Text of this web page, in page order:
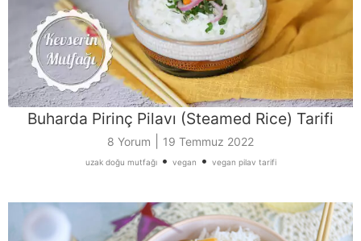
Buharda Pirinç Pilavı (Steamed Rice) Tarifi
8 Yorum 19 Temmuz 2022
uzak doğu mutfağı• vegan • vegan pilav tarifi